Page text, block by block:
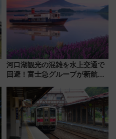
河口湖観光の混雑を水上交通で
回避！富士急グループが新航路